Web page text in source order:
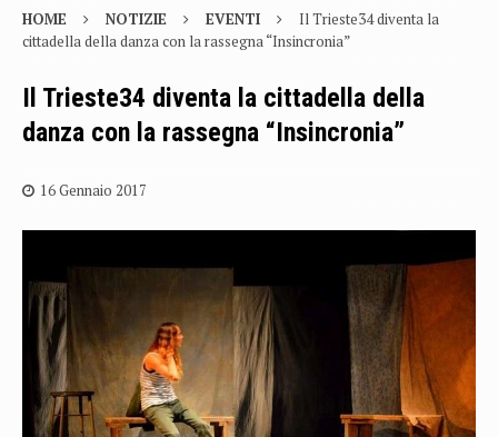
HOME NOTIZIE EVENTI
Il Trieste34 diventa la
cittadella della danza con la rassegna “Insincronia”
Il Trieste34 diventa la cittadella della
danza con la rassegna “Insincronia”
16 Gennaio 2017